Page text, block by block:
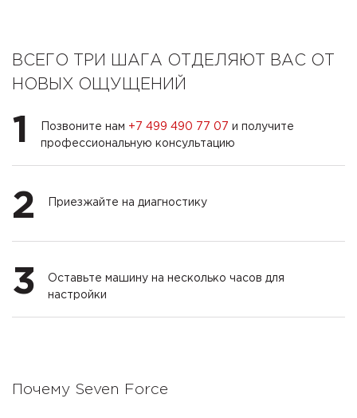
ВСЕГО ТРИ ШАГА ОТДЕЛЯЮТ ВАС ОТ
НОВЫХ ОЩУЩЕНИЙ
1 Позвоните нам +7 499 490 77 07 и получите
профессиональную консультацию
2 Приезжайте на диагностику
3
Оставьте машину на несколько часов для
настройки
Почему Seven Force